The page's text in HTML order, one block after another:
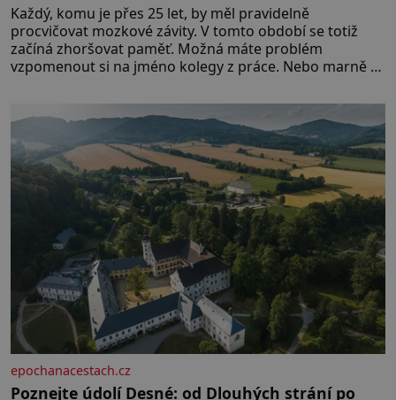
Každý, komu je přes 25 let, by měl pravidelně
procvičovat mozkové závity. V tomto období se totiž
začíná zhoršovat paměť. Možná máte problém
vzpomenout si na jméno kolegy z práce. Nebo marně v
Je to opravdu tak, s věkem jako kdyby se paměť
rozhodla stávkovat. Cvičte
epochanacestach.cz
Poznejte údolí Desné: od Dlouhých strání po